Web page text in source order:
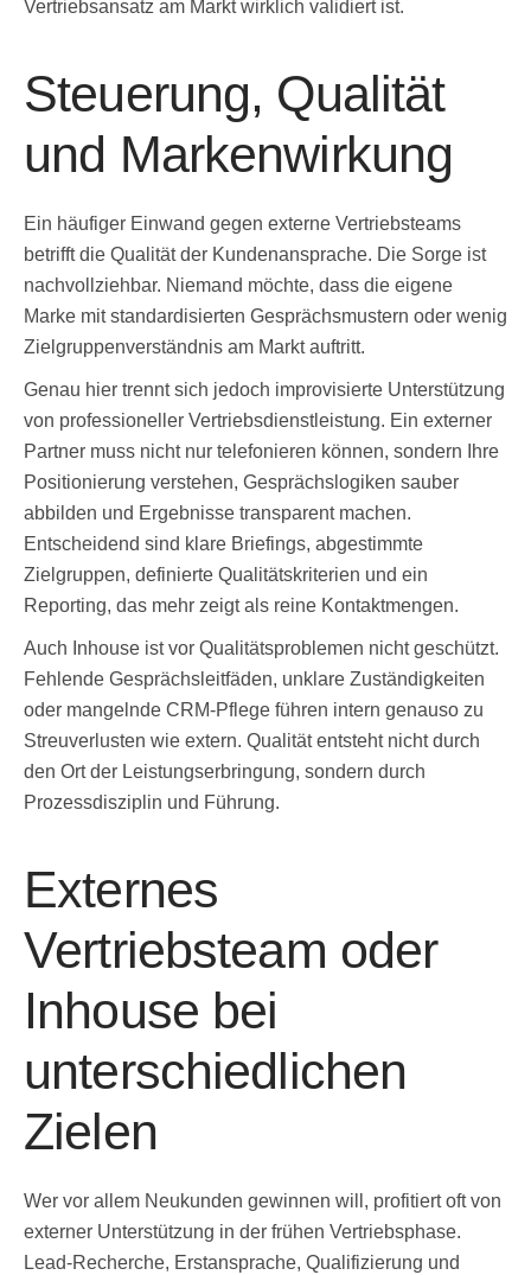
Vertriebsansatz am Markt wirklich validiert ist.
Steuerung, Qualität
und Markenwirkung
Ein häufiger Einwand gegen externe Vertriebsteams
betrifft die Qualität der Kundenansprache. Die Sorge ist
nachvollziehbar. Niemand möchte, dass die eigene
Marke mit standardisierten Gesprächsmustern oder wenig
Zielgruppenverständnis am Markt auftritt.
Genau hier trennt sich jedoch improvisierte Unterstützung
von professioneller Vertriebsdienstleistung. Ein externer
Partner muss nicht nur telefonieren können, sondern Ihre
Positionierung verstehen, Gesprächslogiken sauber
abbilden und Ergebnisse transparent machen.
Entscheidend sind klare Briefings, abgestimmte
Zielgruppen, definierte Qualitätskriterien und ein
Reporting, das mehr zeigt als reine Kontaktmengen.
Auch Inhouse ist vor Qualitätsproblemen nicht geschützt.
Fehlende Gesprächsleitfäden, unklare Zuständigkeiten
oder mangelnde CRM-Pflege führen intern genauso zu
Streuverlusten wie extern. Qualität entsteht nicht durch
den Ort der Leistungserbringung, sondern durch
Prozessdisziplin und Führung.
Externes
Vertriebsteam oder
Inhouse bei
unterschiedlichen
Zielen
Wer vor allem Neukunden gewinnen will, profitiert oft von
externer Unterstützung in der frühen Vertriebsphase.
Lead-Recherche, Erstansprache, Qualifizierung und